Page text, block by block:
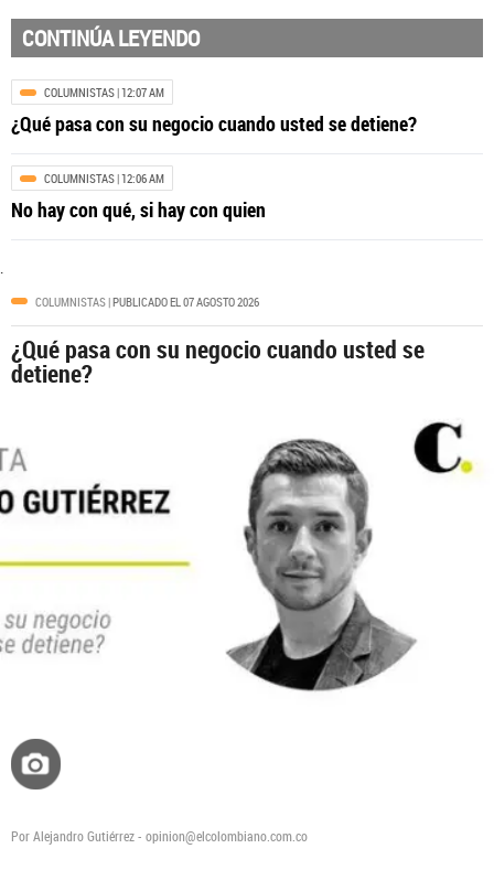
A horas de dejar el poder, Petro
declara intocable el 42% del
territorio para minería y petróleo
CONTINÚA LEYENDO
COLUMNISTAS| 12:07 AM
¿Qué pasa con su negocio cuando usted se detiene?
COLUMNISTAS| 12:06 AM
No hay con qué, si hay con quien
COLUMNISTAS| PUBLICADO EL 07 AGOSTO 2026
¿Qué pasa con su negocio cuando usted se
detiene?
Por Alejandro Gutiérrez - opinion@elcolombiano.com.co